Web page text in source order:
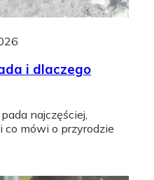
i dlaczego
najczęściej,
co mówi o przyrodzie